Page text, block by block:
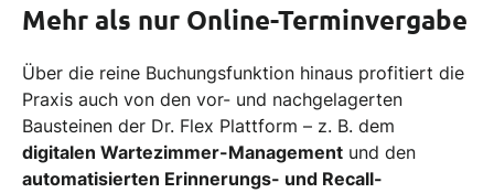
Mehr als nur Online-Terminvergabe
Über die reine Buchungsfunktion hinaus profitiert die
Praxis auch von den vor- und nachgelagerten
Bausteinen der Dr. Flex Plattform – z. B. dem
digitalen Wartezimmer-Management und den
automatisierten Erinnerungs- und Recall-